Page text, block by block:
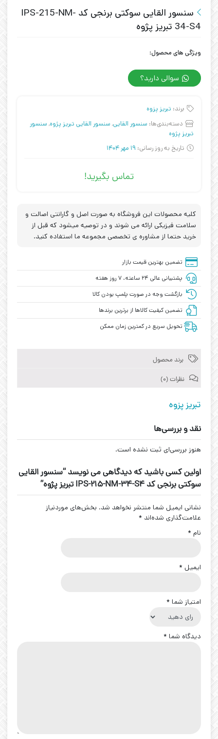
سنسور القایی سوکتی برنجی کد IPS-215-NM-
34-S4 تبریز پژوه
ویژگی های محصول:
سوالی دارید؟
برند: تبریز پزوه
دسته‌بندی‌ها: سنسور القایی, سنسور القایی تبریز پژوه, سنسور
تبریز پژوه
تاریخ به روز رسانی: 19 مهر 1404
تماس بگیرید!
کلیه محصولات این فروشگاه به صورت اصل و گارانتی اصالت و
سلامت فیزیکی ارائه می شوند و در توصیه میشود که قبل از
خرید حتما از مشاوره ی تخصصی مجموعه ما استفاده کنید.
تضمین بهترین قیمت بازار
پشتیبانی عالی ۲۴ ساعته، ۷ روز هفته
بازگشت وجه در صورت پلمپ بودن کالا
تضمین کیفیت کالاها از برترین برندها
تحویل سریع در کمترین زمان ممکن
برند محصول
نظرات (0)
تبریز پزوه
نقد و بررسی‌ها
هنوز بررسی‌ای ثبت نشده است.
اولین کسی باشید که دیدگاهی می نویسد “سنسور القایی
سوکتی برنجی کد IPS-215-NM-34-S4 تبریز پژوه”
نشانی ایمیل شما منتشر نخواهد شد. بخش‌های موردنیاز
علامت‌گذاری شده‌اند *
نام *
ایمیل *
امتیاز شما *
دیدگاه شما *